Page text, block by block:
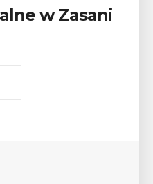
zdobyć
o godz. 17 w Miejskiej